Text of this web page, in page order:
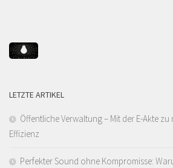
LETZTE ARTIKEL
Öffentliche Verwaltung – Mit der E-Akte
Effizienz
Perfekter Sound ohne Kompromisse: